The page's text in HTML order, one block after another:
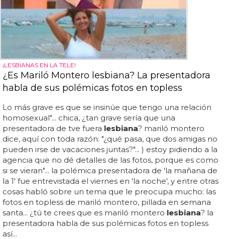
¡LESBIANAS EN LA TELE!
¿Es Mariló Montero lesbiana? La presentadora
habla de sus polémicas fotos en topless
Lo más grave es que se insinúe que tengo una relación
homosexual"... chica, ¿tan grave sería que una
presentadora de tve fuera lesbiana? mariló montero
dice, aquí con toda razón: "¿qué pasa, que dos amigas no
pueden irse de vacaciones juntas?"... ) estoy pidiendo a la
agencia que no dé detalles de las fotos, porque es como
si se vieran"... la polémica presentadora de 'la mañana de
la 1' fue entrevistada el viernes en 'la noche', y entre otras
cosas habló sobre un tema que le preocupa mucho: las
fotos en topless de mariló montero, pillada en semana
santa... ¿tú te crees que es mariló montero lesbiana? la
presentadora habla de sus polémicas fotos en topless
así...